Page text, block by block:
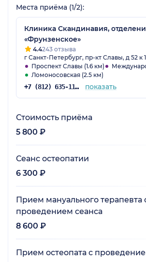
Места приёма (1/2):
Клиника Скандинавия,
«Фрунзенское»
4.4243 отзыва
г Санкт-Петербург, пр-кт Славы, д 52 к 1
Проспект Славы (1.6 км)
Ломоносовская (2.5 км)
+7 (812) 635-11-79 показать
Стоимость приёма
5 800 ₽
Сеанс остеопатии
6 300 ₽
Прием мануального терапевта
проведением сеанса
8 600 ₽
Прием остеопата с